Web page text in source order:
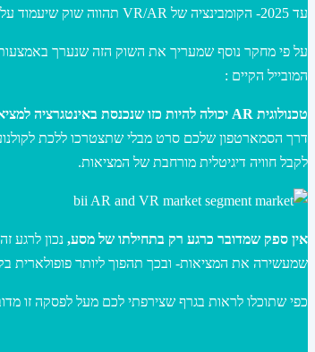
עד 2025- הקומבינציה של VR/AR תהווה שוק שיעמוד על 654 מיליארד דולר, תעשיית הAR לבדה תעמוד על שווי שוק של 120 מילארד דולר עד 2020, בעוד שVR תעמוד על 30 מיליארד דולר.
על פי מחקר נוסף שמעריך את השוק הזה שנערך
המובייל הקיים :
טכנולוגית AR יכולה להיות כזו שנכנסת באינטגרציה למציאות הדיגיטלית שלנו ולמזג בין העולם הפיזי והדיגיטלי
דרך הסמארטפון שלכם סרט מבלי שתצטרכו ללכת
לקבל חוויה דיגיטלית מורחבת של המציאות.
אין ספק שמדובר כרגע רק בתחילתו של מסע, נכון לרגע
שמעשירה את המציאות- ובכך תהפוך ליותר פופולארית
כפי שתוכלו לראות בגרף שצירפתי לכם מעל לפסקה זו